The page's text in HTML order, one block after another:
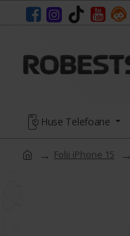
Huse Telefoane
Folii iPhone 15